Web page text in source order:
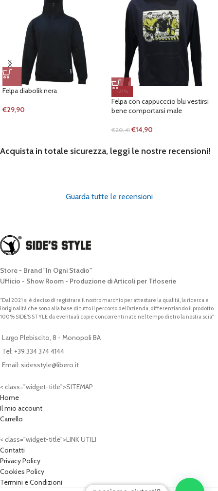
Felpa diabolik nera
€29,90
-27%
Felpa con cappucccio blu vestirsi
bene comportarsi male
€20,41 €14,90
Acquista in totale sicurezza, leggi le nostre recensioni!
Guarda tutte le recensioni
Store - Brand "In Ogni Stadio"
Ufficio - Show Room - Produzione di Articoli per Tifoserie
“Dal 2021 si è deciso di registrare il nostro marchio per attestare la qualità, la ricerca e
l’originalità che sono alla base di tutto il percorso dell’azienda, differenziando il prodotto
100% SIDE’S STYLE da eventuali copie concorrenti nate nel tempo dietro la nostra scia”
Largo Plebiscito, 8 - Monopoli BA
Tel: +39 334 374 4144
Email: sidesstyle@libero.it
< class="widget-title">SITEMAP
Home
Il mio account
Carrello
< class="widget-title">LINK UTILI
Contatti
Privacy Policy
Cookies Policy
Termini e Condizioni